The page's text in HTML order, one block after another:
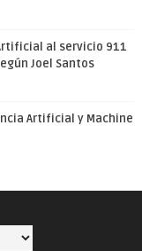
al servicio 911
Joel Santos
Artificial y Machine